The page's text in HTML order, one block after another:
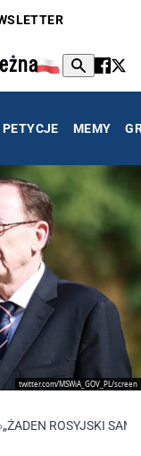
PETYCJE MEMY
twitter.com/MSWiA_GOV_PL/screen
›„ŻADEN ROSYJSKI